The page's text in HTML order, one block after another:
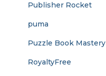
Publisher Rocket
puma
Puzzle Book Mastery
RoyaltyFree